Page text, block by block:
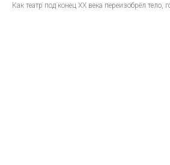
Как театр под конец XX века переизобрёл тело,